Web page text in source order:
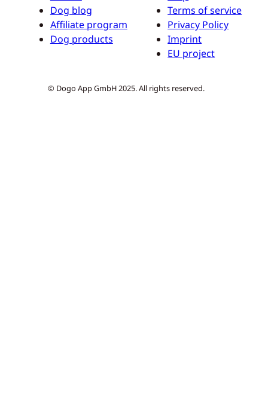
Dog blog
Affiliate program
Dog products
Terms of service
Privacy Policy
Imprint
EU project
© Dogo App GmbH 2025. All rights reserved.